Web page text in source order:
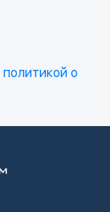
политикой о